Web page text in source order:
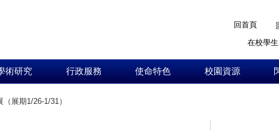
回首頁
在校學生
術研究 行政服務 使命特色 校園資源
展期1/26-1/31）